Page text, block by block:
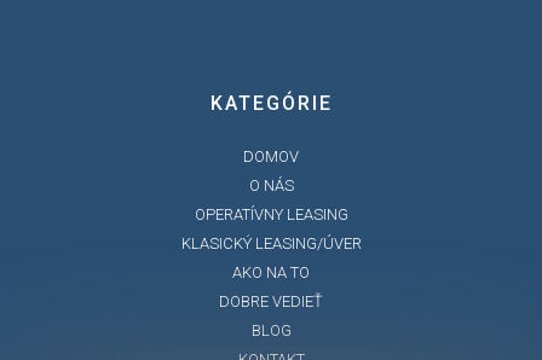
KATEGÓRIE
DOMOV
O NÁS
OPERATÍVNY LEASING
KLASICKÝ LEASING/ÚVER
AKO NA TO
DOBRE VEDIEŤ
BLOG